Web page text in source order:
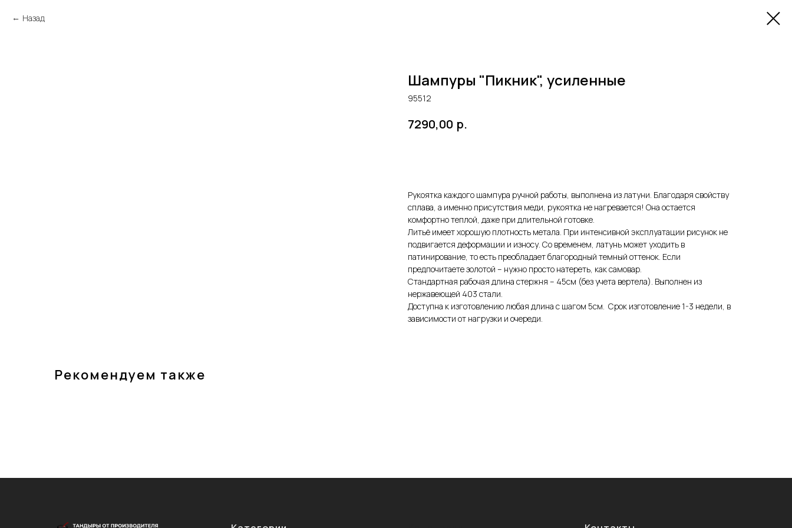
Назад
Шампуры "Пикник", усиленные
95512
7290,00 р.
Рукоятка каждого шампура ручной работы, выполнена из латуни. Благодаря свойству
сплава, а именно присутствия меди, рукоятка не нагревается! Она остается
комфортно теплой, даже при длительной готовке.
Литьё имеет хорошую плотность метала. При интенсивной эксплуатации рисунок не
подвигается деформации и износу. Со временем, латунь может уходить в
патинирование, то есть преобладает благородный темный оттенок. Если
предпочитаете золотой – нужно просто натереть, как самовар.
Стандартная рабочая длина стержня – 45см (без учета вертела). Выполнен из
нержавеющей 403 стали.
Доступна к изготовлению любая длина с шагом 5см. Срок изготовление 1-3 недели, в
зависимости от нагрузки и очереди.
Рекомендуем также